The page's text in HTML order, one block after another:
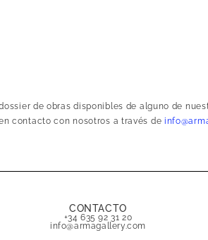
de obras disponibles de alguno de
contacto con nosotros a través de
CONTACTO
+34 635 92 31 20
info@armagallery.com